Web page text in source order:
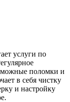
услуги по
поломки и
в себя чистку
и настройку